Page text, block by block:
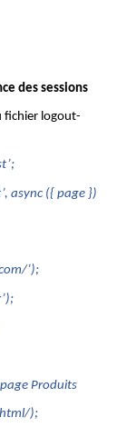
des sessions
fichier logout-
async ({ page })
’);
Produits
);